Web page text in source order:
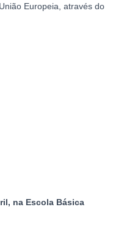
Europeia, através do
na Escola Básica